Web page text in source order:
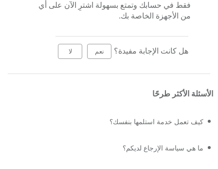
فقط في حسابك وتمتع بسهولة اشترِ الآن على أي
من الأجهزة الخاصة بك.
هل كانت الإجابة مفيدة؟ نعم لا
الأسئلة الأكثر طرحًا
كيف تعمل خدمة استلمها بنفسك؟
ما هي سياسة الإرجاع لديكم؟